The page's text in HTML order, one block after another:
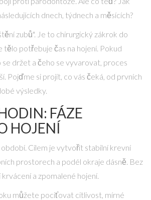
dnech, týdnech a měsících?
zubů". Je to chirurgický zákrok do
tělo potřebuje čas na hojení. Pokud
držet a čeho se vyvarovat, proces
Pojďme si projít, co vás čeká, od prvních
výsledky.
FÁZE
HOJENÍ
Cílem je vytvořit stabilní krevní
prostorech a podél okraje dásně. Bez
a zpomalené hojení.
můžete pociťovat citlivost, mírné